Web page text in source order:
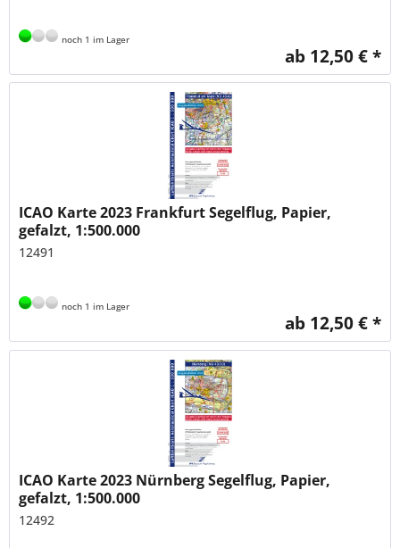
noch 1 im Lager
ab 12,50 € *
ICAO Karte 2023 Frankfurt Segelflug, Papier,
gefalzt, 1:500.000
12491
noch 1 im Lager
ab 12,50 € *
ICAO Karte 2023 Nürnberg Segelflug, Papier,
gefalzt, 1:500.000
12492